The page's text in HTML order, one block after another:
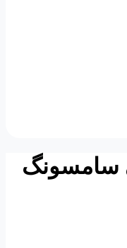
سامسونگ